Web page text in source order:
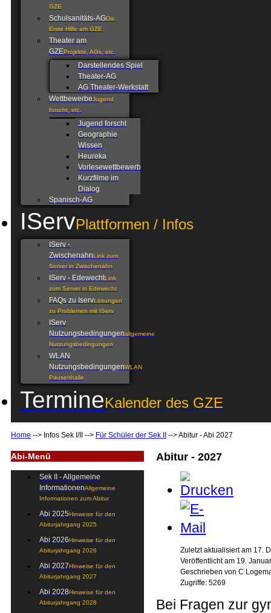
GZE
Schulsanitäts-AGDie
Erste Hilfe am GZE
Theater am
GZEProjekte, AGs, etc.
Darstellendes Spiel
Theater-AG
AG Theater-Werkstatt
WettbewerbeJugend
forscht, etc.
Jugend forscht
Geographie
Wissen
Heureka
Vorlesewettbewerb
Kurzfilme im
Dialog
Spanisch-AG
IServPlattformen / Infos
IServ -
ZwischenahnLink zum
Server in Zwischenahn
IServ - EdewechtLink
zum Server in Edewecht
FAQs zu IservLösungen
zu Problemen mit IServ
IServ
Nutzungsbedingungenallgemeine
Nutzungsbedingungen
WLAN
NutzungsbedingungenWLAN
Pausenhalle
TermineKalender des GZE
Home --> Infos Sek I/II --> Für Schüler der Sek II -->Abitur - Abi 2027
Abitur - 2027
Zuletzt aktualisiert am 17.
Veröffentlicht am 19.
Geschrieben von C
Zugriffe: 5269
Bei Fragen zur
Abi-Menü
Sek II - Allgemeine
InformationenAllgemeine
Informationen zum Abitur
Abi 2025Hinweise für den
Abiturjahrgang 2025
Abi 2026Hinweise für den
Abiturjahrgang 2026
Abi 2027Hinweise für den
Abiturjahrgang 2027
Abi 2028Hinweise für den
Abiturjahrgang 2028